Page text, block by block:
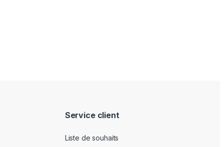
Service client
Liste de souhaits